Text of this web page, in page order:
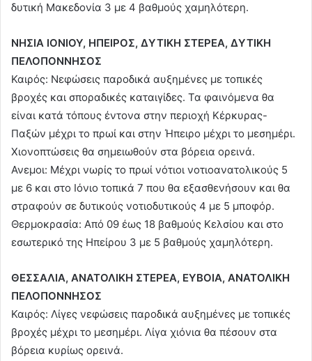
δυτική Μακεδονία 3 με 4 βαθμούς χαμηλότερη.
ΝΗΣΙΑ ΙΟΝΙΟΥ, ΗΠΕΙΡΟΣ, ΔΥΤΙΚΗ ΣΤΕΡΕΑ, ΔΥΤΙΚΗ
ΠΕΛΟΠΟΝΝΗΣΟΣ
Καιρός: Νεφώσεις παροδικά αυξημένες με τοπικές
βροχές και σποραδικές καταιγίδες. Τα φαινόμενα θα
είναι κατά τόπους έντονα στην περιοχή Κέρκυρας-
Παξών μέχρι το πρωί και στην Ήπειρο μέχρι το μεσημέρι.
Χιονοπτώσεις θα σημειωθούν στα βόρεια ορεινά.
Ανεμοι: Μέχρι νωρίς το πρωί νότιοι νοτιοανατολικούς 5
με 6 και στο Ιόνιο τοπικά 7 που θα εξασθενήσουν και θα
στραφούν σε δυτικούς νοτιοδυτικούς 4 με 5 μποφόρ.
Θερμοκρασία: Από 09 έως 18 βαθμούς Κελσίου και στο
εσωτερικό της Ηπείρου 3 με 5 βαθμούς χαμηλότερη.
ΘΕΣΣΑΛΙΑ, ΑΝΑΤΟΛΙΚΗ ΣΤΕΡΕΑ, ΕΥΒΟΙΑ, ΑΝΑΤΟΛΙΚΗ
ΠΕΛΟΠΟΝΝΗΣΟΣ
Καιρός: Λίγες νεφώσεις παροδικά αυξημένες με τοπικές
βροχές μέχρι το μεσημέρι. Λίγα χιόνια θα πέσουν στα
βόρεια κυρίως ορεινά.